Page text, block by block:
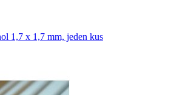
1,7 x 1,7 mm, jeden kus